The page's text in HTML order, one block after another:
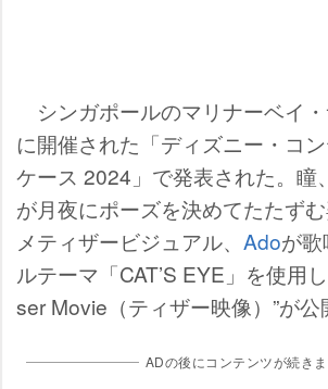
シンガポールのマリナーベイ
に開催された「ディズニー・コ
ケース 2024」で発表された。瞳
が月夜にポーズを決めてたたず
メティザービジュアル、 Adoが
ルテーマ「CAT’S EYE」を使用
ser Movie（ティザー映像）”が公
ADの後にコンテンツが続き